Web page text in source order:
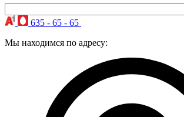
635 - 65 - 65
Мы находимся по адресу: